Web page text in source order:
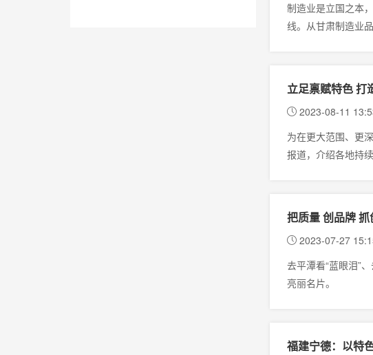
制造业是立国之本
线。从甘肃制造业
立足禀赋特色 打
2023-08-11
为在更大范围、更
报道，介绍各地持
把质量 创品牌
2023-07-27
去平潭看“蓝眼泪”
亮丽名片。
福建宁德：以特